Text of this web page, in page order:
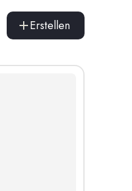
Erstellen